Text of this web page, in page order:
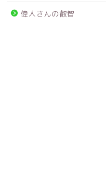
偉人さんの叡智